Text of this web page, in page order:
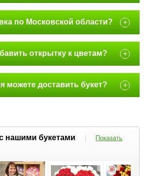
по Московской области? +
открытку к цветам? +
можете доставить букет? +
нашими букетами |
Показать